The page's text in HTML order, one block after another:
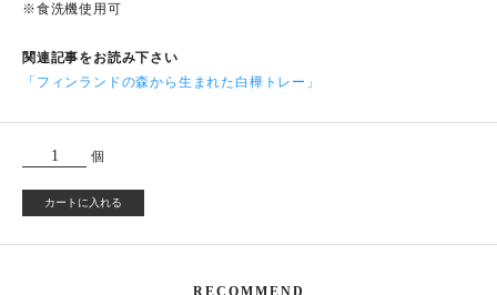
※食洗機使用可
関連記事をお読み下さい
「フィンランドの森から生まれた白樺トレー」
個
カートに入れる